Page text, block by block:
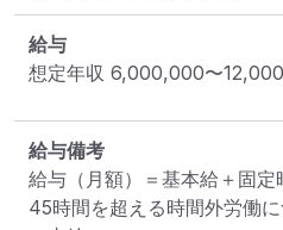
給与
想定年収 6,000,000〜
給与備考
給与（月額）＝基本給＋固定
45時間を超える時間外労働